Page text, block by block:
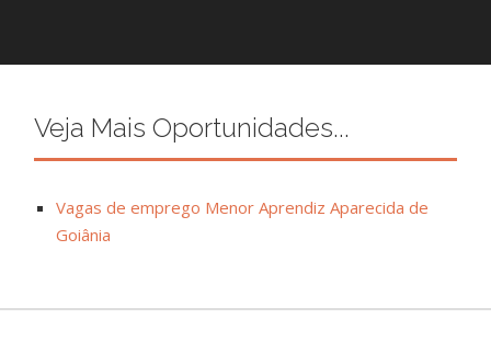
Veja Mais Oportunidades...
Vagas de emprego Menor Aprendiz Aparecida de
Goiânia